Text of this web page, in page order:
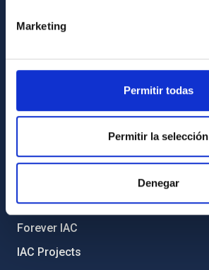
Marketing
Permitir todas
Permitir la selección
Denegar
Legislation
Code of ethics and anti-fraud policy
Gender equality and diversity
Environment and Sustainability
Forever IAC
IAC Projects